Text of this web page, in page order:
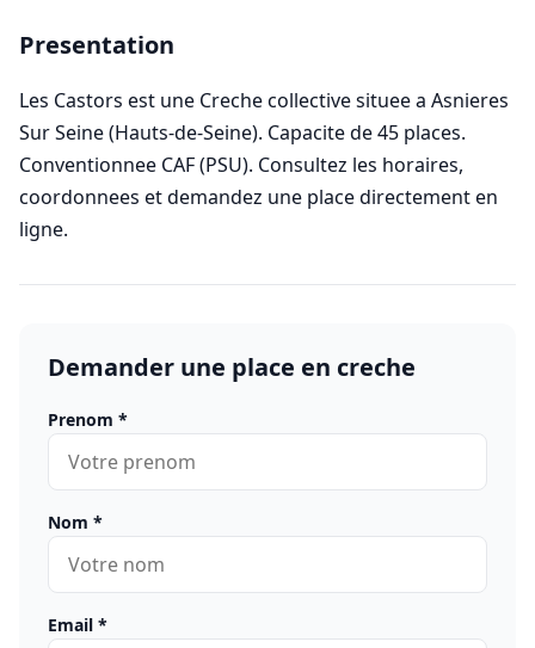
Presentation
Les Castors est une Creche collective situee a Asnieres
Sur Seine (Hauts-de-Seine). Capacite de 45 places.
Conventionnee CAF (PSU). Consultez les horaires,
coordonnees et demandez une place directement en
ligne.
Demander une place en creche
Prenom *
Nom *
Email *